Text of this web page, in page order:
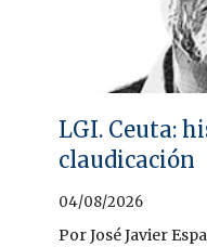
LGI. Ceuta:
claudicación
04/08/2026
Por José Javier